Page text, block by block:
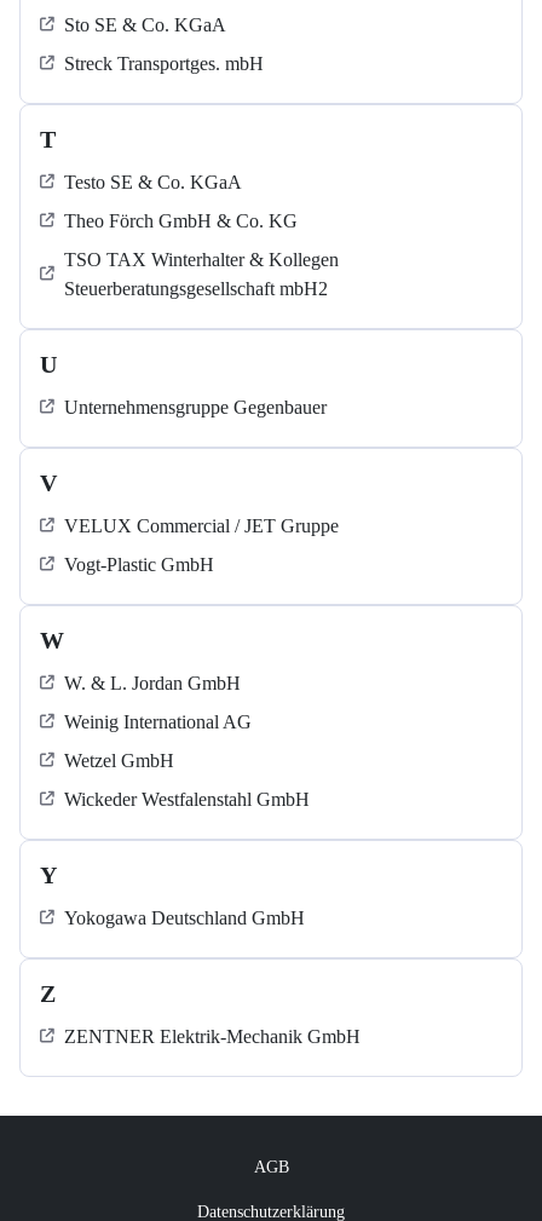
Sto SE & Co. KGaA
Streck Transportges. mbH
T
Testo SE & Co. KGaA
Theo Förch GmbH & Co. KG
TSO TAX Winterhalter & Kollegen
Steuerberatungsgesellschaft mbH2
U
Unternehmensgruppe Gegenbauer
V
VELUX Commercial / JET Gruppe
Vogt-Plastic GmbH
W
W. & L. Jordan GmbH
Weinig International AG
Wetzel GmbH
Wickeder Westfalenstahl GmbH
Y
Yokogawa Deutschland GmbH
Z
ZENTNER Elektrik-Mechanik GmbH
AGB
Datenschutzerklärung